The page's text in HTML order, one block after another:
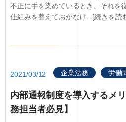
不正に手を染めているとき、それを
仕組みを整えておかなけ...[続きを読
2021/03/12 企業法務 労働
内部通報制度を導入するメ
務担当者必見】